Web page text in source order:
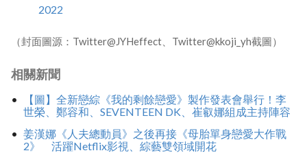
2022
（封面圖源：Twitter@JYHeffect、Twitter@kkoji_yh截圖）
相關新聞
【圖】全新戀綜《我的剩餘戀愛》製作發表會舉行！李
世榮、鄭容和、SEVENTEEN DK、崔叡娜組成主持陣容
姜漢娜《人夫總動員》之後再接《母胎單身戀愛大作戰
2》 活躍Netflix影視、綜藝雙領域開花